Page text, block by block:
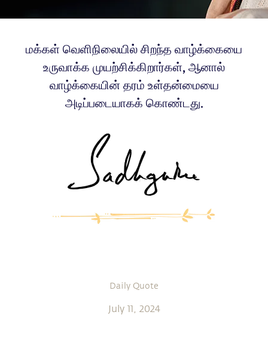
மக்கள் வெளிநிலையில் சிறந்த வாழ்க்கையை
உருவாக்க முயற்சிக்கிறார்கள், ஆனால்
வாழ்க்கையின் தரம் உள்தன்மையை
அடிப்படையாகக் கொண்டது.
Daily Quote
July 11, 2024